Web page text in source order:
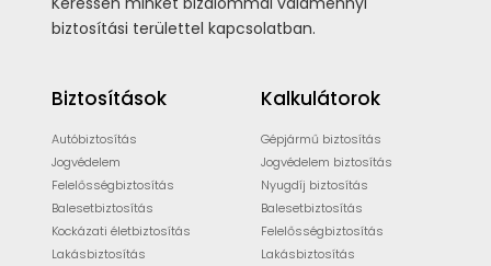
biztosítási területtel kapcsolatban.
Biztosítások
Autóbiztosítás
Jogvédelem
Felelősségbiztosítás
Balesetbiztosítás
Kockázati életbiztosítás
Lakásbiztosítás
Kalkulátorok
Gépjármű biztosítás
Jogvédelem biztosítás
Nyugdíj biztosítás
Balesetbiztosítás
Felelősségbiztosítás
Lakásbiztosítás